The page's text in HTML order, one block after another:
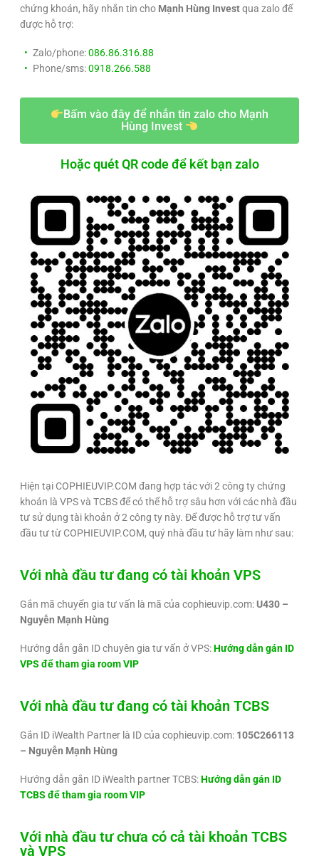
chứng khoán, hãy nhắn tin cho Mạnh Hùng Investqua zalo để
được hỗ trợ:
Zalo/phone:086.86.316.88
Phone/sms:0918.266.588
Bấm vào đây để nhắn tin zalo cho Mạnh
Hùng Invest
Hoặc quét QR code để kết bạn zalo
Hiện tại COPHIEUVIP.COM đang hợp tác với 2 công ty chứng
khoán là VPS và TCBS để có thể hỗ trợ sâu hơn với các nhà đầu
tư sử dụng tài khoản ở 2 công ty này. Để được hỗ trợ tư vấn
đầu tư từ COPHIEUVIP.COM, quý nhà đầu tư hãy làm như sau:
Với nhà đầu tư đang có tài khoản VPS
Gắn mã chuyển gia tư vấn là mã của cophieuvip.com:U430 –
Nguyễn Mạnh Hùng
Hướng dẫn gắn ID chuyên gia tư vấn ở VPS:Hướng dẫn gán ID
VPS để tham gia room VIP
Với nhà đầu tư đang có tài khoản TCBS
Gắn ID iWealth Partner là ID của cophieuvip.com: 105C266113
– Nguyễn Mạnh Hùng
Hướng dẫn gắn ID iWealth partner TCBS:Hướng dẫn gán ID
TCBS để tham gia room VIP
Với nhà đầu tư chưa có cả tài khoản TCBS
và VPS